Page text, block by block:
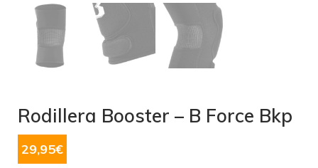
Rodillera Booster – B Force Bkp
29,95€